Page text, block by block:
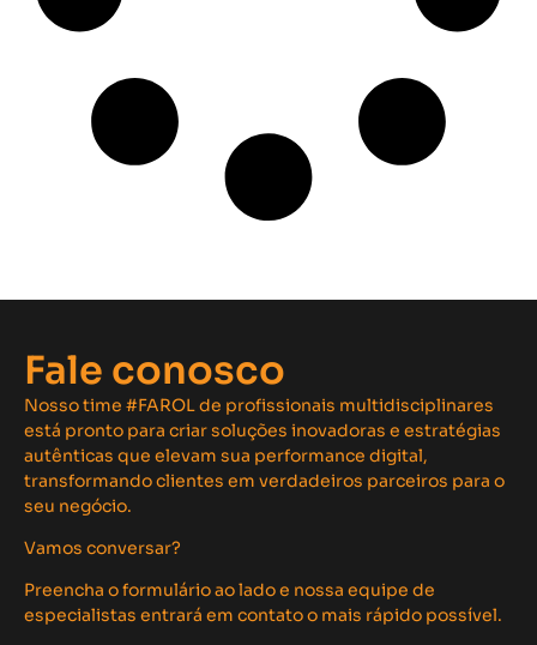
Fale conosco
Nosso time #FAROL de profissionais multidisciplinares
está pronto para criar soluções inovadoras e estratégias
autênticas que elevam sua performance digital,
transformando clientes em verdadeiros parceiros para o
seu negócio.
Vamos conversar?
Preencha o formulário ao lado e nossa equipe de
especialistas entrará em contato o mais rápido possível.